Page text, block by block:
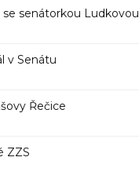
senátorkou Ludkovou
v Senátu
Řečice
ZZS